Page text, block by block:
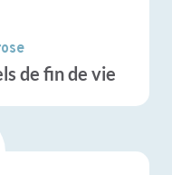
de fin de vie